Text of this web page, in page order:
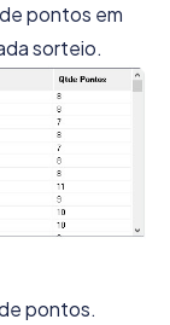
pontos em
sorteio.
pontos.